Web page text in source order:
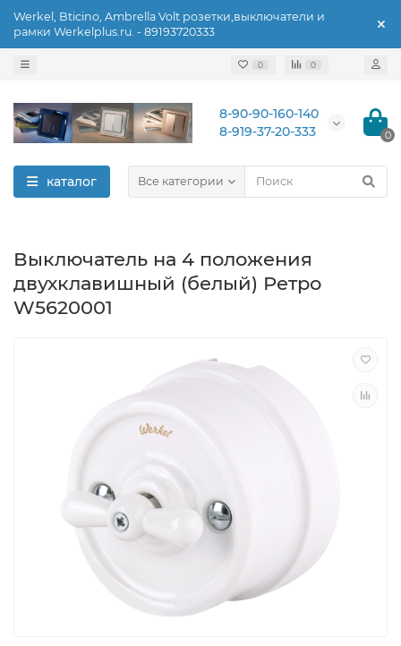
Werkel, Bticino, Ambrella Volt розетки,выключатели и
рамки Werkelplus.ru. - 89193720333
0 0
8-90-90-160-140
8-919-37-20-333
0
каталог Все категории
Выключатель на 4 положения
двухклавишный (белый) Ретро
W5620001